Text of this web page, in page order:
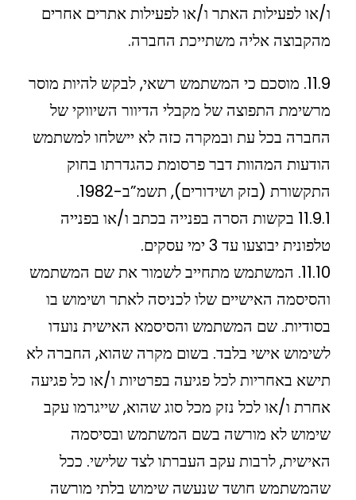
ו/או לפעילות האתר ו/או לפעילות אתרים אחרים
מהקבוצה אליה משתייכת החברה.
11.9. מוסכם כי המשתמש רשאי, לבקש להיות מוסר
מרשימת התפוצה של מקבלי הדיוור השיווקי של
החברה בכל עת ובמקרה כזה לא יישלחו למשתמש
הודעות המהוות דבר פרסומת כהגדרתו בחוק
התקשורת (בזק ושידורים), תשמ”ב-1982.
11.9.1 בקשות הסרה בפנייה בכתב ו/או בפנייה
טלפונית יבוצעו עד 3 ימי עסקים.
11.10. המשתמש מתחייב לשמור את שם המשתמש
והסיסמה האישיים שלו לכניסה לאתר ושימוש בו
בסודיות. שם המשתמש והסיסמא האישית נועדו
לשימוש אישי בלבד. בשום מקרה שהוא, החברה לא
תישא באחריות לכל פגיעה בפרטיות ו/או כל פגיעה
אחרת ו/או לכל נזק מכל סוג שהוא, שייגרמו עקב
שימוש לא מורשה בשם המשתמש ובסיסמה
האישית, לרבות עקב העברתו לצד שלישי. ככל
שהמשתמש חושד שנעשה שימוש בלתי מורשה